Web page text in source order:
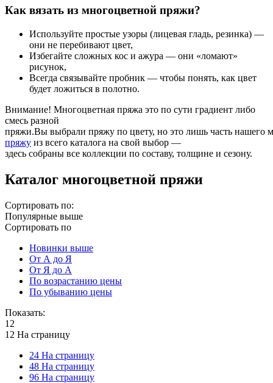
Как вязать из многоцветной пряжи?
Используйте простые узоры (лицевая гладь, резинка) —
они не перебивают цвет,
Избегайте сложных кос и ажура — они «ломают»
рисунок,
Всегда связывайте пробник — чтобы понять, как цвет
будет ложиться в полотно.
Внимание! Многоцветная пряжа это по сути градиент либо
смесь разной
пряжи.Вы выбрали пряжу по цвету, но это лишь часть нашего
пряжу из всего каталога на свой выбор —
здесь собраны все коллекции по составу, толщине и сезону.
Каталог многоцветной пряжи
Сортировать по:
Популярные выше
Сортировать по
Новинки выше
От А до Я
От Я до А
По возрастанию цены
По убыванию цены
Показать:
12
12 На страницу
24 На страницу
48 На страницу
96 На страницу